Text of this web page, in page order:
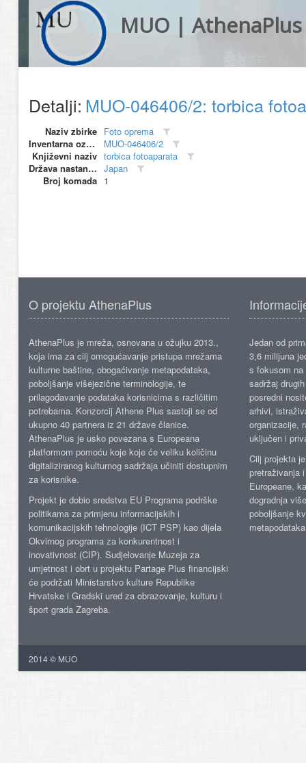
MUO | AthenaPlus
Detalji: MUO-046406/2: torbica
Naziv zbirke Foto oprema
Inventarna oznaka
MUO-046406/2
Književni naziv torbica fotoaparata
Država nastanka Japan
Broj komada 1
O projektu AthenaPlus
AthenaPlus je mreža, osnovana u ožujku 2013.,
koja ima za cilj omogućavanje pristupa mrežama
kulturne baštine, obogaćivanje metapodataka,
poboljšanje višejezične terminologije, te
prilagođavanje podataka korisnicima s različitim
potrebama. Konzorcij Athene Plus sastoji se od
ukupno 40 partnera iz 21 države članice.
AthenaPlus je usko povezana s Europeana
platformom pomoću koje koje će veliku količinu
digitaliziranog kulturnog sadržaja učiniti dostupnim
za korisnike.
Projekt je dobio sredstva EU Programa podrške
politikama za primjenu informacijskih i
komunikacijskih tehnologije (ICT PSP) kao dijela
Okvirnog programa za konkurentnost i
inovativnost (CIP). Sudjelovanje Muzeja za
umjetnost i obrt u projektu Partage Plus financijski
će podržati Ministarstvo kulture Republike
Hrvatske i Gradski ured za obrazovanje, kulturu i
šport grada Zagreba.
Jedan od
3,6 milijuna
s fokusom
sadržaj
posredni
arhivi,
organizacije,
uključen i
Cilj projekta
pretraživanja
Europeane,
dogradnja
poboljšanje
2014 © MUO